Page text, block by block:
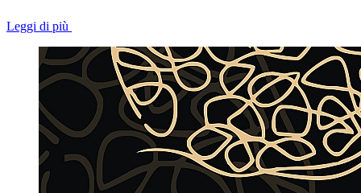
Leggi di più